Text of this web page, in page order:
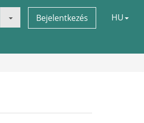
Bejelentkezés HU